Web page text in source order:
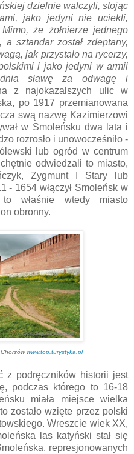
dzielnie walczyli, stojąc
jako jedyni nie uciekli,
że żołnierze jednego
sztandar został zdeptany,
jak przystało na rycerzy,
i jako jedyni w armii
sławę za odwagę i
z najokazalszych ulic w
po 1917 przemianowana
swą nazwę Kazimierzowi
w Smoleńsku dwa lata i
rozrosło i unowocześniło -
lub ogród w centrum
odwiedzali to miasto,
Zygmunt I Stary lub
- 1654 włączył Smoleńsk w
właśnie wtedy miasto
obronny.
www.top.turystyka.pl
z podręczników historii jest
podczas którego to 16-18
miała miejsce wielka
zostało wzięte przez polski
Wreszcie wiek XX,
las katyński stał się
represjonowanych